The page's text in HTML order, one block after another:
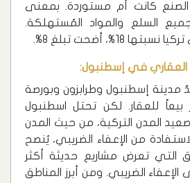
كانت أم مستوردة. بمعنى
السلع والمواد المُستهلكة.
18%، أضحت تبلغ 8%.
العقاري في إسطنبول:
مدينة إسطنبول وطرابزون وبورصة
بيعاً للعقار. لكن تحتل اسطنبول
المدن التركية، من حيث المدن
من الإعفاء الضريبي، يُنصح
التي تعرض مشاريع حديثة أكثر
الضريبي. ومن أبرز المناطق